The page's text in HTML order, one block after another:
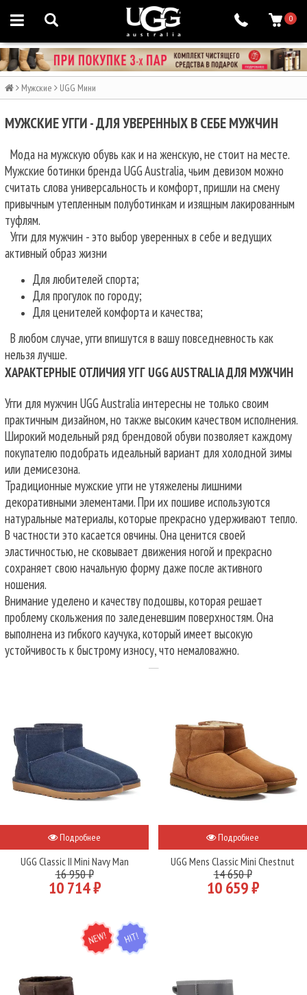
0
Мужские UGG Мини
МУЖСКИЕ УГГИ - ДЛЯ УВЕРЕННЫХ В СЕБЕ МУЖЧИН
Мода на мужскую обувь как и на женскую, не стоит на месте.
Мужские ботинки бренда UGG Australia, чьим девизом можно
считать слова универсальность и комфорт, пришли на смену
привычным утепленным полуботинкам и изящным лакированным
туфлям.
Угги для мужчин - это выбор уверенных в себе и ведущих
активный образ жизни
Для любителей спорта;
Для прогулок по городу;
Для ценителей комфорта и качества;
В любом случае, угги впишутся в вашу повседневность как
нельзя лучше.
ХАРАКТЕРНЫЕ ОТЛИЧИЯ УГГ UGG AUSTRALIA ДЛЯ МУЖЧИН
Угги для мужчин UGG Australia интересны не только своим
практичным дизайном, но также высоким качеством исполнения.
Широкий модельный ряд брендовой обуви позволяет каждому
покупателю подобрать идеальный вариант для холодной зимы
или демисезона.
Традиционные мужские угги не утяжелены лишними
декоративными элементами. При их пошиве используются
натуральные материалы, которые прекрасно удерживают тепло.
В частности это касается овчины. Она ценится своей
эластичностью, не сковывает движения ногой и прекрасно
сохраняет свою начальную форму даже после активного
ношения.
Внимание уделено и качеству подошвы, которая решает
проблему скольжения по заледеневшим поверхностям. Она
выполнена из гибкого каучука, который имеет высокую
устойчивость к быстрому износу, что немаловажно.
Подробнее
UGG Classic II Mini Navy Man
16 950 ₽
10 714 ₽
Подробнее
UGG Mens Classic Mini Chestnut
14 650 ₽
10 659 ₽
NEW HIT